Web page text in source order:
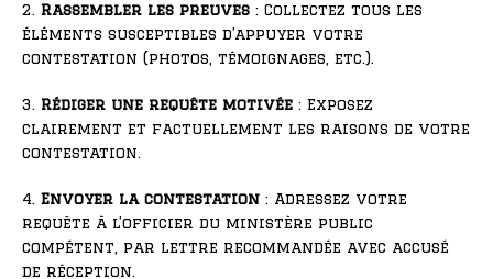
2. Rassembler les preuves : Collectez tous les
éléments susceptibles d’appuyer votre
contestation (photos, témoignages, etc.).
3. Rédiger une requête motivée : Exposez
clairement et factuellement les raisons de votre
contestation.
4. Envoyer la contestation : Adressez votre
requête à l’officier du ministère public
compétent, par lettre recommandée avec accusé
de réception.